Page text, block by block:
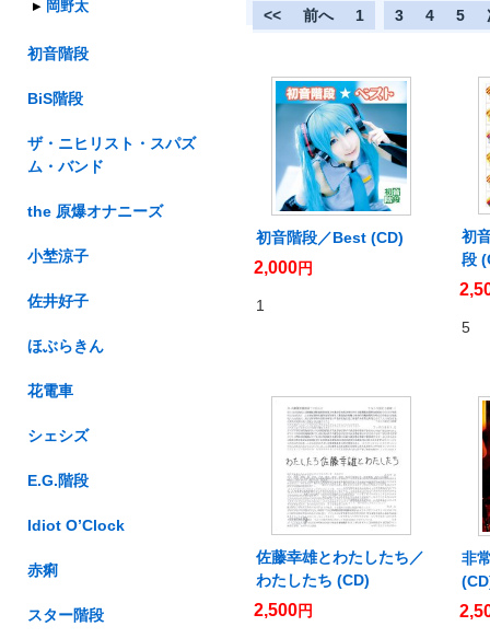
<< 前へ 1 3 4 5
初音階段／Best (CD)
2,000円
1
初
段
5
佐藤幸雄とわたしたち／
わたしたち (CD)
2,500円
非
岡野太
初音階段
BiS階段
ザ・ニヒリスト・スパズ
ム・バンド
the 原爆オナニーズ
小埜涼子
佐井好子
ほぶらきん
花電車
シェシズ
E.G.階段
Idiot O’Clock
赤痢
スター階段